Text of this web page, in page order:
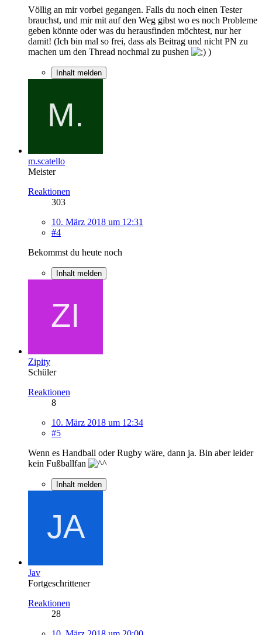
Völlig an mir vorbei gegangen. Falls du noch einen Tester
brauchst, und mir mit auf den Weg gibst wo es noch Probleme
geben könnte oder was du herausfinden möchtest, nur her
damit! (Ich bin mal so frei, dass als Beitrag und nicht PN zu
machen um den Thread nochmal zu pushen
)
Inhalt melden
m.scatello
Meister
Reaktionen
303
10. März 2018 um 12:31
#4
Bekommst du heute noch
Inhalt melden
Zipity
Schüler
Reaktionen
8
10. März 2018 um 12:34
#5
Wenn es Handball oder Rugby wäre, dann ja. Bin aber leider
kein Fußballfan
Inhalt melden
Jav
Fortgeschrittener
Reaktionen
28